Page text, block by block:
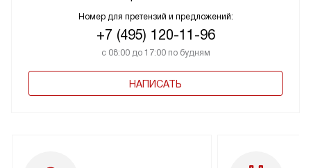
Номер для претензий и предложений:
+7 (495) 120-11-96
с 08:00 до 17:00 по будням
НАПИСАТЬ